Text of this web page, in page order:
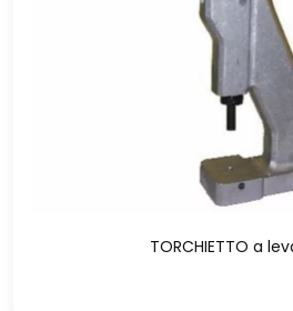
TORCHIETTO a